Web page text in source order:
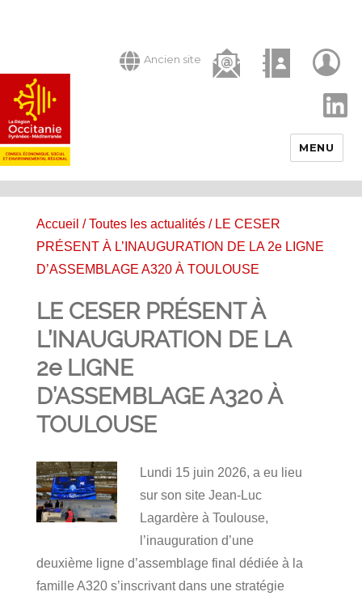
Ancien site
MENU
Accueil /Toutes les actualités/ LE CESER
PRÉSENT À L’INAUGURATION DE LA 2e LIGNE
D’ASSEMBLAGE A320 À TOULOUSE
LE CESER PRÉSENT À
L’INAUGURATION DE LA
2e LIGNE
D’ASSEMBLAGE A320 À
TOULOUSE
Lundi 15 juin 2026, a eu lieu
sur son site Jean-Luc
Lagardère à Toulouse,
l’inauguration d’une
deuxième ligne d’assemblage final dédiée à la
famille A320 s’inscrivant dans une stratégie